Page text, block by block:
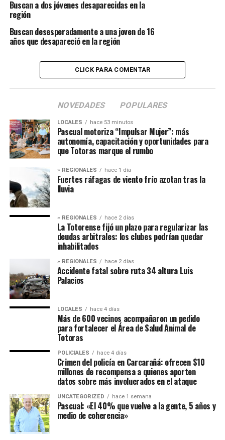
Buscan a dos jóvenes desaparecidas en la
región
Buscan desesperadamente a una joven de 16
años que desapareció en la región
CLICK PARA COMENTAR
NOVEDADES POPULARES
LOCALES hace 53 minutos
Pascual motoriza “Impulsar Mujer”: más
autonomía, capacitación y oportunidades para
que Totoras marque el rumbo
» REGIONALES hace 1 día
Fuertes ráfagas de viento frío azotan tras la
lluvia
» REGIONALES hace 2 días
La Totorense fijó un plazo para regularizar las
deudas arbitrales: los clubes podrían quedar
inhabilitados
» REGIONALES hace 2 días
Accidente fatal sobre ruta 34 altura Luis
Palacios
LOCALES hace 4 días
Más de 600 vecinos acompañaron un pedido
para fortalecer el Área de Salud Animal de
Totoras
POLICIALES hace 4 días
Crimen del policía en Carcarañá: ofrecen $10
millones de recompensa a quienes aporten
datos sobre más involucrados en el ataque
UNCATEGORIZED hace 1 semana
Pascual: «El 40% que vuelve a la gente, 5 años y
medio de coherencia»